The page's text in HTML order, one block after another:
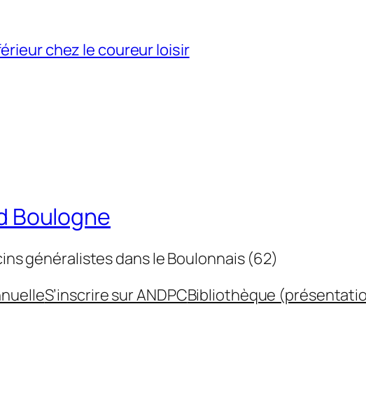
chez le coureur loisir
Boulogne
généralistes dans le Boulonnais (62)
S’inscrire sur ANDPCBibliothèque